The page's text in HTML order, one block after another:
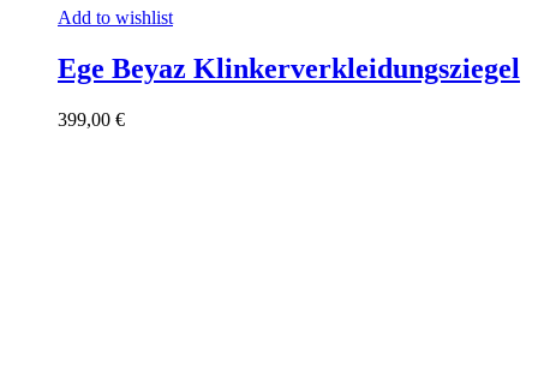
Add to wishlist
Ege Beyaz Klinkerverkleidungsziegel
399,00 €